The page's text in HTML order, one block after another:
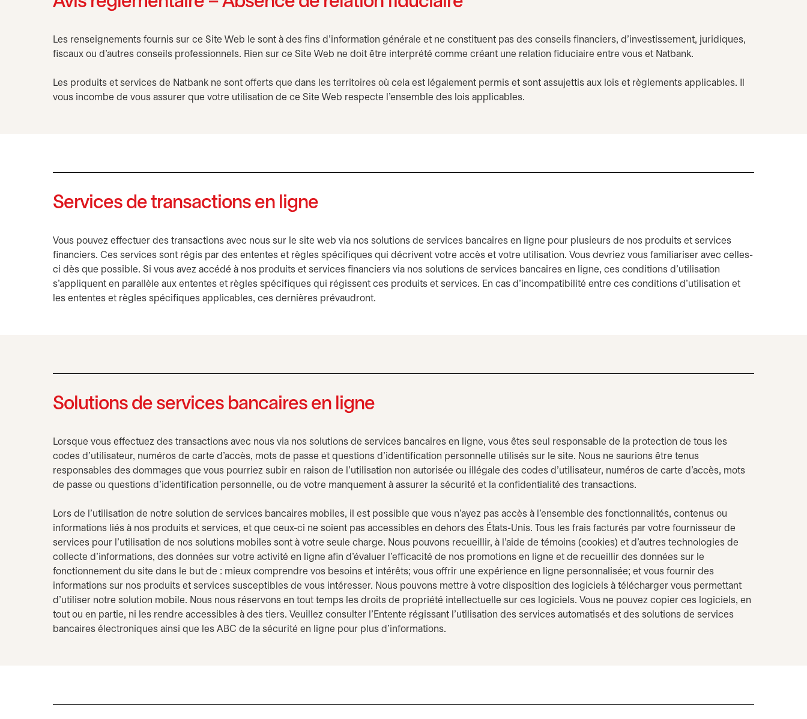
Les renseignements fournis sur ce Site Web le sont à des fins d’information générale et ne constituent pas des conseils financiers, d’investissement, juridiques,
fiscaux ou d’autres conseils professionnels. Rien sur ce Site Web ne doit être interprété comme créant une relation fiduciaire entre vous et Natbank.
Les produits et services de Natbank ne sont offerts que dans les territoires où cela est légalement permis et sont assujettis aux lois et règlements applicables. Il
vous incombe de vous assurer que votre utilisation de ce Site Web respecte l’ensemble des lois applicables.
Services de transactions en ligne
Vous pouvez effectuer des transactions avec nous sur le site web via nos solutions de services bancaires en ligne pour plusieurs de nos produits et services
financiers. Ces services sont régis par des ententes et règles spécifiques qui décrivent votre accès et votre utilisation. Vous devriez vous familiariser avec celles-
ci dès que possible. Si vous avez accédé à nos produits et services financiers via nos solutions de services bancaires en ligne, ces conditions d’utilisation
s’appliquent en parallèle aux ententes et règles spécifiques qui régissent ces produits et services. En cas d’incompatibilité entre ces conditions d’utilisation et
les ententes et règles spécifiques applicables, ces dernières prévaudront.
Solutions de services bancaires en ligne
Lorsque vous effectuez des transactions avec nous via nos solutions de services bancaires en ligne, vous êtes seul responsable de la protection de tous les
codes d’utilisateur, numéros de carte d’accès, mots de passe et questions d’identification personnelle utilisés sur le site. Nous ne saurions être tenus
responsables des dommages que vous pourriez subir en raison de l’utilisation non autorisée ou illégale des codes d’utilisateur, numéros de carte d’accès, mots
de passe ou questions d’identification personnelle, ou de votre manquement à assurer la sécurité et la confidentialité des transactions.
Lors de l’utilisation de notre solution de services bancaires mobiles, il est possible que vous n’ayez pas accès à l’ensemble des fonctionnalités, contenus ou
informations liés à nos produits et services, et que ceux-ci ne soient pas accessibles en dehors des États-Unis. Tous les frais facturés par votre fournisseur de
services pour l’utilisation de nos solutions mobiles sont à votre seule charge. Nous pouvons recueillir, à l’aide de témoins (cookies) et d’autres technologies de
collecte d’informations, des données sur votre activité en ligne afin d’évaluer l’efficacité de nos promotions en ligne et de recueillir des données sur le
fonctionnement du site dans le but de : mieux comprendre vos besoins et intérêts; vous offrir une expérience en ligne personnalisée; et vous fournir des
informations sur nos produits et services susceptibles de vous intéresser. Nous pouvons mettre à votre disposition des logiciels à télécharger vous permettant
d’utiliser notre solution mobile. Nous nous réservons en tout temps les droits de propriété intellectuelle sur ces logiciels. Vous ne pouvez copier ces logiciels, en
tout ou en partie, ni les rendre accessibles à des tiers. Veuillez consulter l’Entente régissant l’utilisation des services automatisés et des solutions de services
bancaires électroniques ainsi que les ABC de la sécurité en ligne pour plus d’informations.